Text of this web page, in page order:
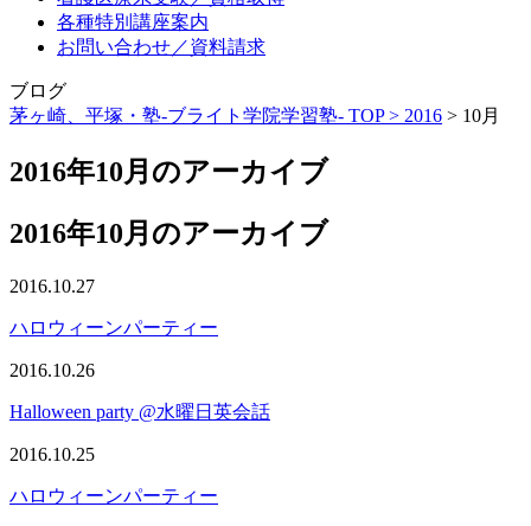
各種特別講座案内
お問い合わせ／資料請求
ブログ
茅ヶ崎、平塚・塾-ブライト学院学習塾- TOP > 2016 > 10月
2016年10月のアーカイブ
2016年10月のアーカイブ
2016.10.27
ハロウィーンパーティー
2016.10.26
Halloween party @水曜日英会話
2016.10.25
ハロウィーンパーティー